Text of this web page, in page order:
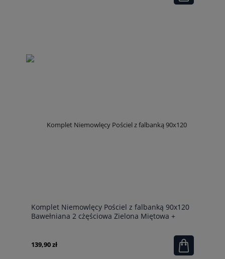
Komplet Niemowlęcy Pościel z falbanką 90x120
Bawełniana 2 cżęściowa Zielona Miętowa +
139,90 zł